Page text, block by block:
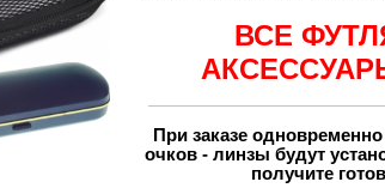
ВСЕ
При заказе одновременно
очков - линзы будут
получите